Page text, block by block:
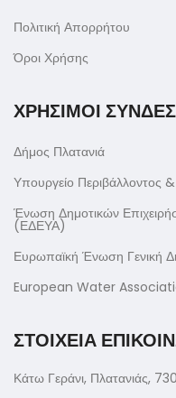
Πολιτική Απορρήτου
Όροι Χρήσης
ΧΡΗΣΙΜΟΙ
Δήμος Πλατανιά
Υπουργείο Περιβάλλοντος &
Ένωση Δημοτικών
(ΕΔΕΥΑ)
Ευρωπαϊκή Ένωση Γενική
European Water
ΣΤΟΙΧΕΙΑ
Κάτω Γεράνι, Πλατανιάς,